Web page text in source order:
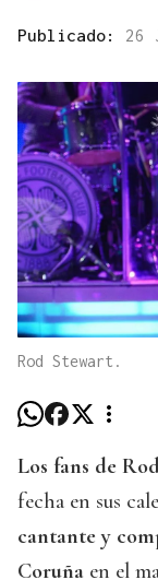
Publicado: 26
Rod Stewart.
Los fans de
fecha en sus
cantante y
Coruña en el